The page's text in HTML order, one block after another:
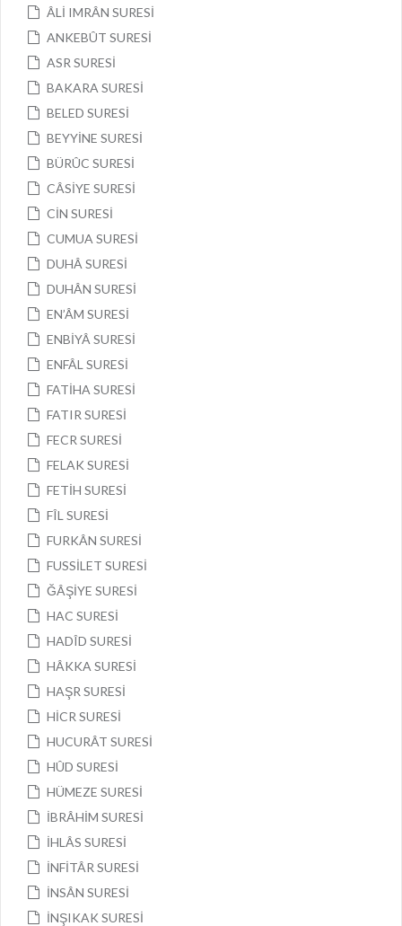
ÂLİ IMRÂN SURESİ
ANKEBÛT SURESİ
ASR SURESİ
BAKARA SURESİ
BELED SURESİ
BEYYİNE SURESİ
BÜRÛC SURESİ
CÂSİYE SURESİ
CİN SURESİ
CUMUA SURESİ
DUHÂ SURESİ
DUHÂN SURESİ
EN’ÂM SURESİ
ENBİYÂ SURESİ
ENFÂL SURESİ
FATİHA SURESİ
FATIR SURESİ
FECR SURESİ
FELAK SURESİ
FETİH SURESİ
FÎL SURESİ
FURKÂN SURESİ
FUSSİLET SURESİ
ĞÂŞİYE SURESİ
HAC SURESİ
HADÎD SURESİ
HÂKKA SURESİ
HAŞR SURESİ
HİCR SURESİ
HUCURÂT SURESİ
HÛD SURESİ
HÜMEZE SURESİ
İBRÂHİM SURESİ
İHLÂS SURESİ
İNFİTÂR SURESİ
İNSÂN SURESİ
İNŞIKAK SURESİ